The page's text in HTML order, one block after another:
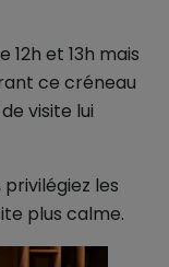
et 13h mais
ce créneau
visite lui
les
plus calme.